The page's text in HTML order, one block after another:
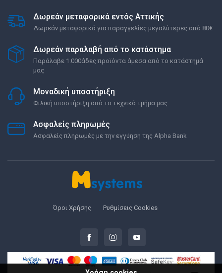
Δωρεάν μεταφορικά εντός Αττικής
Δωρεάν μεταφορικά για παραγγελίες μεγαλύτερες από 80€
Δωρεάν παραλαβή από το κατάστημα
Παράλαβε 1.000άδες προϊόντα άμεσα από το κατάστημά
μας
Μοναδική υποστήριξη
Φιλική υποστήριξη από το τεχνικό τμήμα μας
Ασφαλείς πληρωμές
Ασφαλείς πληρωμές με την εγγύηση της Alpha Bank
Όροι Χρήσης Ρυθμίσεις Cookies